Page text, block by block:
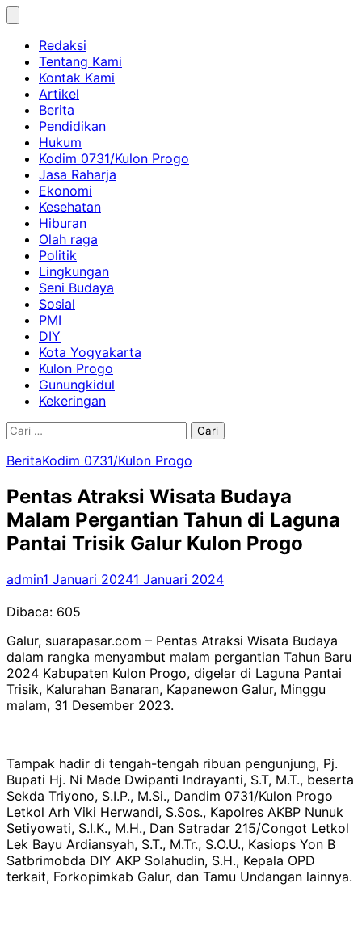
Skip
contentRedaksi
Tentang Kami
Kontak Kami
Artikel
Berita
Pendidikan
Hukum
Kodim 0731/Kulon Progo
Jasa Raharja
Ekonomi
Kesehatan
Hiburan
Olah raga
Politik
Lingkungan
Seni Budaya
Sosial
PMI
DIY
Kota Yogyakarta
Kulon Progo
Gunungkidul
Kekeringan
Cari
BeritaKodim 0731/Kulon Progo
Pentas Atraksi Wisata Budaya
Malam Pergantian Tahun di Laguna
Pantai Trisik Galur Kulon Progo
admin1 Januari 20241 Januari 2024
Dibaca: 605
Galur, suarapasar.com – Pentas Atraksi Wisata Budaya
dalam rangka menyambut malam pergantian Tahun Baru
2024 Kabupaten Kulon Progo, digelar di Laguna Pantai
Trisik, Kalurahan Banaran, Kapanewon Galur, Minggu
malam, 31 Desember 2023.
Tampak hadir di tengah-tengah ribuan pengunjung, Pj.
Bupati Hj. Ni Made Dwipanti Indrayanti, S.T, M.T., beserta
Sekda Triyono, S.I.P., M.Si., Dandim 0731/Kulon Progo
Letkol Arh Viki Herwandi, S.Sos., Kapolres AKBP Nunuk
Setiyowati, S.I.K., M.H., Dan Satradar 215/Congot Letkol
Lek Bayu Ardiansyah, S.T., M.Tr., S.O.U., Kasiops Yon B
Satbrimobda DIY AKP Solahudin, S.H., Kepala OPD
terkait, Forkopimkab Galur, dan Tamu Undangan lainnya.